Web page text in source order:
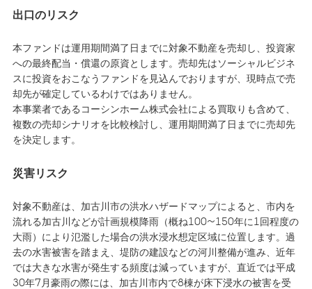
出口のリスク
本ファンドは運用期間満了日までに対象不動産を売却し、投資家
への最終配当・償還の原資とします。売却先はソーシャルビジネ
スに投資をおこなうファンドを見込んでおりますが、現時点で売
却先が確定しているわけではありません。
本事業者であるコーシンホーム株式会社による買取りも含めて、
複数の売却シナリオを比較検討し、運用期間満了日までに売却先
を決定します。
災害リスク
対象不動産は、加古川市の洪水ハザードマップによると、市内を
流れる加古川などが計画規模降雨（概ね100~150年に1回程度の
大雨）により氾濫した場合の洪水浸水想定区域に位置します。過
去の水害被害を踏まえ、堤防の建設などの河川整備が進み、近年
では大きな水害が発生する頻度は減っていますが、直近では平成
30年7月豪雨の際には、加古川市内で8棟が床下浸水の被害を受